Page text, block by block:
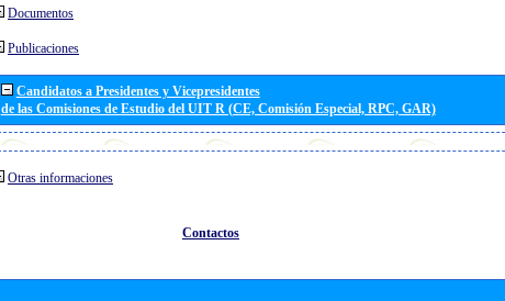
Documentos
Publicaciones
Candidatos a Presidentes y Vicepresidentes
de las Comisiones de Estudio del UIT R (CE, Comisión Especial, RPC, GAR)
Otras informaciones
Contactos